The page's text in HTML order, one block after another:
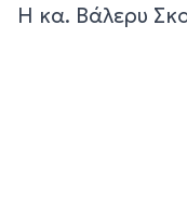
H κα. Βάλερυ